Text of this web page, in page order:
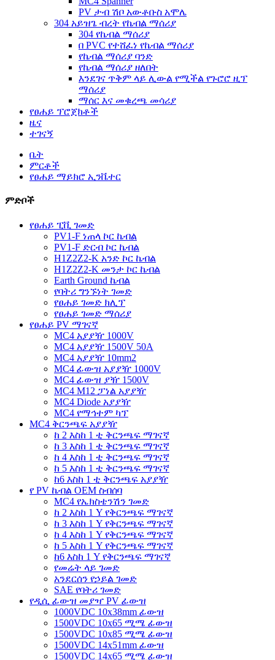
PV ታብ ሽቦ አውቶቡስ አሞሌ
304 አይዝጌ ብረት የኬብል ማሰሪያ
304 የኬብል ማሰሪያ
በ PVC የተሸፈነ የኬብል ማሰሪያ
የኬብል ማሰሪያ ባንድ
የኬብል ማሰሪያ ዘለበት
እንደገና ጥቅም ላይ ሊውል የሚችል የጉሮሮ ዚፕ
ማሰሪያ
ማሰር እና መቁረጫ መሳሪያ
የፀሐይ ፕሮጀክቶች
ዜና
ተገናኝ
ቤት
ምርቶች
የፀሐይ ማይክሮ ኢንቬተር
ምድቦች
የፀሐይ ፒቪ ገመድ
PV1-F ነጠላ ኮር ኬብል
PV1-F ድርብ ኮር ኬብል
H1Z2Z2-K አንድ ኮር ኬብል
H1Z2Z2-K መንታ ኮር ኬብል
Earth Ground ኬብል
የባትሪ ግንኙነት ገመድ
የፀሐይ ገመድ ክሊፕ
የፀሐይ ገመድ ማሰሪያ
የፀሐይ PV ማገናኛ
MC4 አያያዥ 1000V
MC4 አያያዥ 1500V 50A
MC4 አያያዥ 10mm2
MC4 ፊውዝ አያያዥ 1000V
MC4 ፊውዝ ያዥ 1500V
MC4 M12 ፓነል አያያዥ
MC4 Diode አያያዥ
MC4 የማኅተም ካፕ
MC4 ቅርንጫፍ አያያዥ
ከ 2 እስከ 1 ቲ ቅርንጫፍ ማገናኛ
ከ 3 እስከ 1 ቲ ቅርንጫፍ ማገናኛ
ከ 4 እስከ 1 ቲ ቅርንጫፍ ማገናኛ
ከ 5 እስከ 1 ቲ ቅርንጫፍ ማገናኛ
ከ6 እስከ 1 ቲ ቅርንጫፍ አያያዥ
የ PV ኬብል OEM ስብሰባ
MC4 የኤክስቴንሽን ገመድ
ከ 2 እስከ 1 Y የቅርንጫፍ ማገናኛ
ከ 3 እስከ 1 Y የቅርንጫፍ ማገናኛ
ከ 4 እስከ 1 Y የቅርንጫፍ ማገናኛ
ከ 5 እስከ 1 Y የቅርንጫፍ ማገናኛ
ከ6 እስከ 1 Y የቅርንጫፍ ማገናኛ
የመሬት ላይ ገመድ
አንደርሰን የኃይል ገመድ
SAE የባትሪ ገመድ
የዲሲ ፊውዝ መያዣ PV ፊውዝ
1000VDC 10x38mm ፊውዝ
1500VDC 10x65 ሚሜ ፊውዝ
1500VDC 10x85 ሚሜ ፊውዝ
1500VDC 14x51mm ፊውዝ
1500VDC 14x65 ሚሜ ፊውዝ